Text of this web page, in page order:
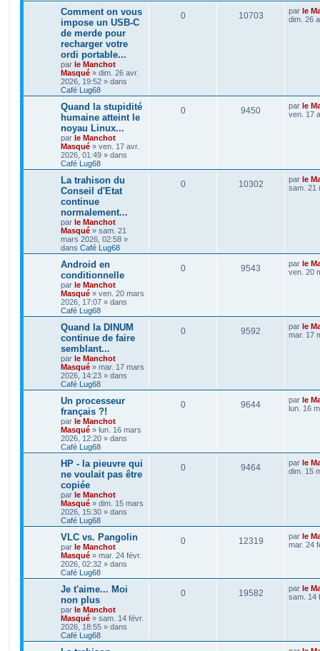
Comment on vous
impose un USB-C
de merde pour
recharger votre
ordi portable...
par le Manchot
Masqué » dim. 26 avr.
2026, 19:52 » dans
Café Lug68
0 10703 par le
dim. 26
Quand la stupidité
humaine atteint le
noyau Linux...
par le Manchot
Masqué » ven. 17 avr.
2026, 01:49 » dans
Café Lug68
0 9450 par le
ven. 17
La trahison du
Conseil d'Etat
continue
normalement...
par le Manchot
Masqué » sam. 21
mars 2026, 02:58 »
dans Café Lug68
0 10302 par le
sam. 21
Android en
conditionnelle
par le Manchot
Masqué » ven. 20 mars
2026, 17:07 » dans
Café Lug68
0 9543 par le
ven. 20
Quand la DINUM
continue de faire
semblant...
par le Manchot
Masqué » mar. 17 mars
2026, 14:23 » dans
Café Lug68
0 9592 par le
mar. 17
Un processeur
français ?!
par le Manchot
Masqué » lun. 16 mars
2026, 12:20 » dans
Café Lug68
0 9644 par le
lun. 16
HP - la pieuvre qui
ne voulait pas être
copiée
par le Manchot
Masqué » dim. 15 mars
2026, 15:30 » dans
Café Lug68
0 9464 par le
dim. 15
VLC vs. Pangolin
par le Manchot
Masqué » mar. 24 févr.
2026, 02:32 » dans
Café Lug68
0 12319 par le
mar. 24
Je t'aime... Moi
non plus
par le Manchot
Masqué » sam. 14 févr.
2026, 18:55 » dans
Café Lug68
0 19582 par le
sam. 14